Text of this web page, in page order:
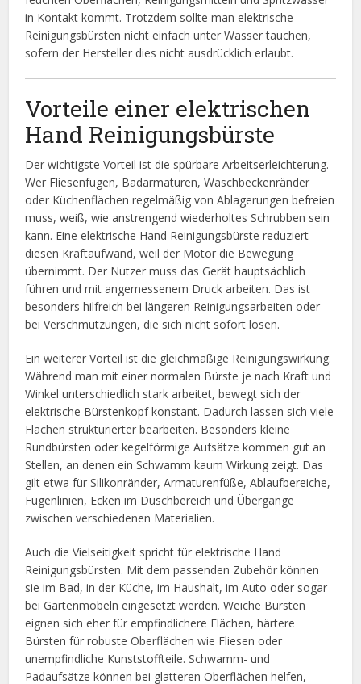
in Kontakt kommt. Trotzdem sollte man elektrische
Reinigungsbürsten nicht einfach unter Wasser tauchen,
sofern der Hersteller dies nicht ausdrücklich erlaubt.
Vorteile einer elektrischen
Hand Reinigungsbürste
Der wichtigste Vorteil ist die spürbare Arbeitserleichterung.
Wer Fliesenfugen, Badarmaturen, Waschbeckenränder
oder Küchenflächen regelmäßig von Ablagerungen befreien
muss, weiß, wie anstrengend wiederholtes Schrubben sein
kann. Eine elektrische Hand Reinigungsbürste reduziert
diesen Kraftaufwand, weil der Motor die Bewegung
übernimmt. Der Nutzer muss das Gerät hauptsächlich
führen und mit angemessenem Druck arbeiten. Das ist
besonders hilfreich bei längeren Reinigungsarbeiten oder
bei Verschmutzungen, die sich nicht sofort lösen.
Ein weiterer Vorteil ist die gleichmäßige Reinigungswirkung.
Während man mit einer normalen Bürste je nach Kraft und
Winkel unterschiedlich stark arbeitet, bewegt sich der
elektrische Bürstenkopf konstant. Dadurch lassen sich viele
Flächen strukturierter bearbeiten. Besonders kleine
Rundbürsten oder kegelförmige Aufsätze kommen gut an
Stellen, an denen ein Schwamm kaum Wirkung zeigt. Das
gilt etwa für Silikonränder, Armaturenfüße, Ablaufbereiche,
Fugenlinien, Ecken im Duschbereich und Übergänge
zwischen verschiedenen Materialien.
Auch die Vielseitigkeit spricht für elektrische Hand
Reinigungsbürsten. Mit dem passenden Zubehör können
sie im Bad, in der Küche, im Haushalt, im Auto oder sogar
bei Gartenmöbeln eingesetzt werden. Weiche Bürsten
eignen sich eher für empfindlichere Flächen, härtere
Bürsten für robuste Oberflächen wie Fliesen oder
unempfindliche Kunststoffteile. Schwamm- und
Padaufsätze können bei glatteren Oberflächen helfen,